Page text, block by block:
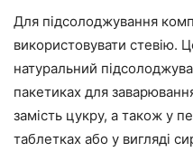
Для підсолоджування
використовувати стевію.
натуральний
пакетиках для
замість цукру, а також у
таблетках або у вигляді